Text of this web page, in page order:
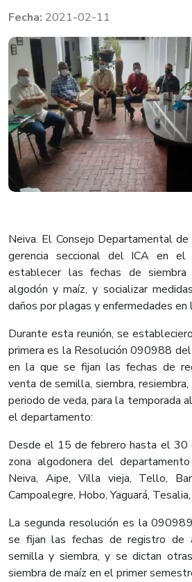
2021-02-11
Neiva. El Consejo Departamental
gerencia seccional del ICA en el
establecer las fechas de
algodón y maíz, y socializar
daños por plagas y enfermedades en
Durante esta reunión, se
primera es la Resolución 090988
en la que se fijan las fechas de
venta de semilla, siembra,
periodo de veda, para la temporada
el departamento:
Desde el 15 de febrero hasta el 30
zona algodonera del
Neiva, Aipe, Villa vieja, Tello,
Campoalegre, Hobo, Yaguará,
La segunda resolución es la
se fijan las fechas de registro de
semilla y siembra, y se dictan
siembra de maíz en el primer